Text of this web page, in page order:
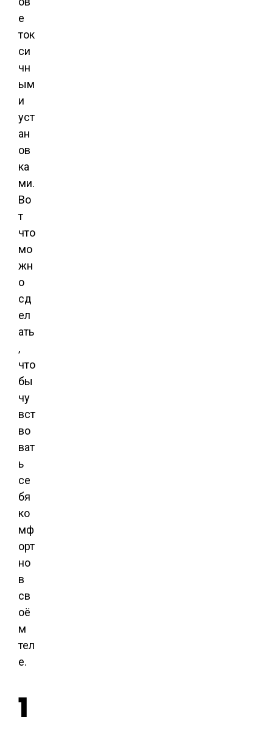
е
ток
си
чн
ым
и
уст
ан
ов
ка
ми.
Во
т
что
мо
жн
о
сд
ел
ать
,
что
бы
чу
вст
во
ват
ь
се
бя
ко
мф
орт
но
в
св
оё
м
тел
е.
1